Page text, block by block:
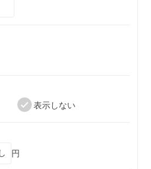
表示しない
円